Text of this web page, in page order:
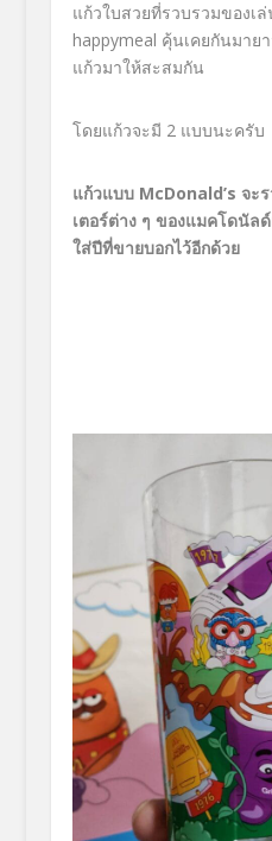
แก้วใบสวยที่รวบรวมของเ
happymeal คุ้นเคยกันมา
แก้วมาให้สะสมกัน
โดยแก้วจะมี 2 แบบนะครับ
แก้วแบบ McDonald’s จะ
เตอร์ต่าง ๆ ของแมคโดนัล
ใส่ปีที่ขายบอกไว้อีกด้วย